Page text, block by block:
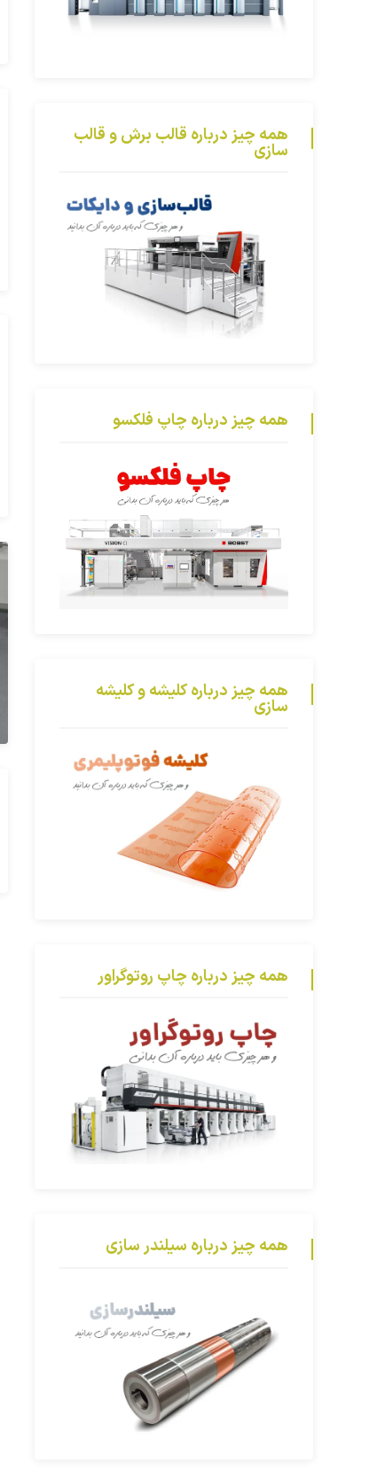
همه چیز درباره قالب برش و قالب
سازی
همه چیز درباره چاپ فلکسو
همه چیز درباره کلیشه و کلیشه
سازی
همه چیز درباره چاپ روتوگراور
همه چیز درباره سیلندر سازی